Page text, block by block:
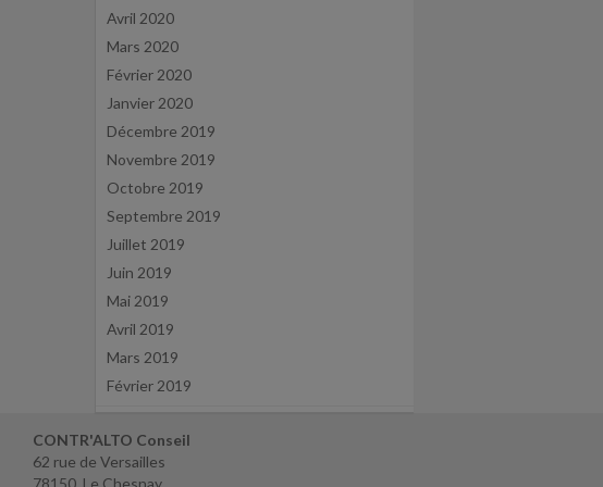
Avril 2020
Mars 2020
Février 2020
Janvier 2020
Décembre 2019
Novembre 2019
Octobre 2019
Septembre 2019
Juillet 2019
Juin 2019
Mai 2019
Avril 2019
Mars 2019
Février 2019
CONTR'ALTO Conseil
62 rue de Versailles
78150 Le Chesnay